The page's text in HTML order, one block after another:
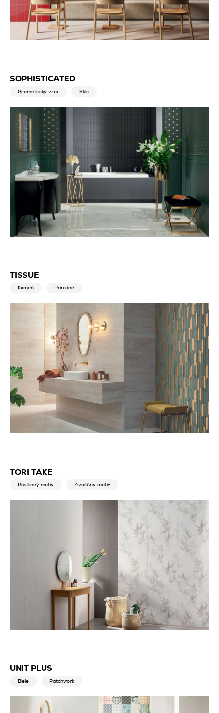
SOPHISTICATED
Geometrický vzor Sklo
TISSUE
Kameň Prírodné
TORI TAKE
Rastlinný motív Živočíšny motív
UNIT PLUS
Biele Patchwork